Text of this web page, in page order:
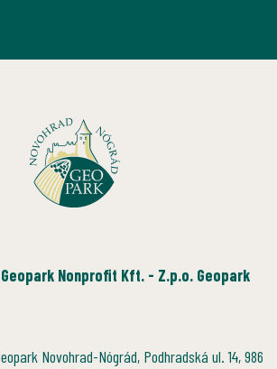
Nonprofit Kft. - Z.p.o. Geopark
Novohrad-Nógrád, Podhradská ul. 14, 986